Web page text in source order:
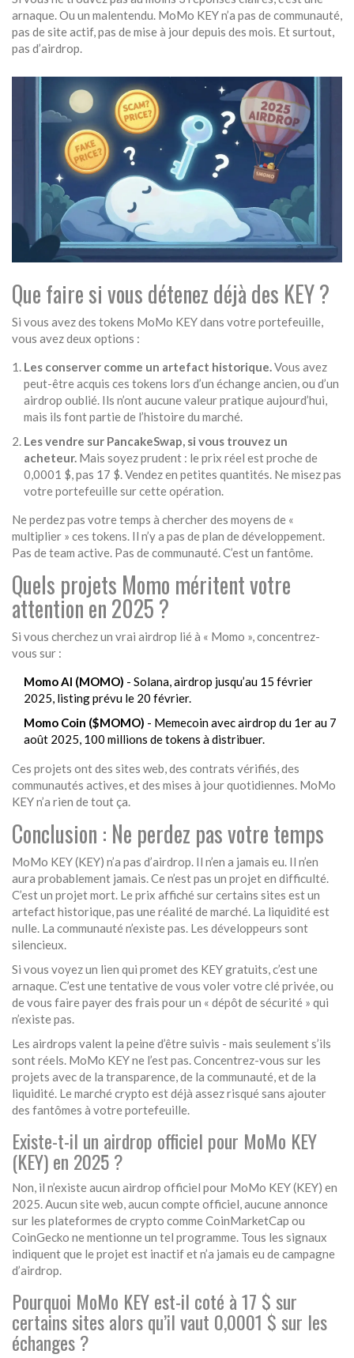
arnaque. Ou un malentendu. MoMo KEY n’a pas de communauté,
pas de site actif, pas de mise à jour depuis des mois. Et surtout,
pas d’airdrop.
Que faire si vous détenez déjà des KEY ?
Si vous avez des tokens MoMo KEY dans votre portefeuille,
vous avez deux options :
Les conserver comme un artefact historique.Vous avez
peut-être acquis ces tokens lors d’un échange ancien, ou d’un
airdrop oublié. Ils n’ont aucune valeur pratique aujourd’hui,
mais ils font partie de l’histoire du marché.
Les vendre sur PancakeSwap, si vous trouvez un
acheteur. Mais soyez prudent : le prix réel est proche de
0,0001 $, pas 17 $. Vendez en petites quantités. Ne misez pas
votre portefeuille sur cette opération.
Ne perdez pas votre temps à chercher des moyens de «
multiplier » ces tokens. Il n’y a pas de plan de développement.
Pas de team active. Pas de communauté. C’est un fantôme.
Quels projets Momo méritent votre
attention en 2025 ?
Si vous cherchez un vrai airdrop lié à « Momo », concentrez-
vous sur :
Momo AI (MOMO) - Solana, airdrop jusqu’au 15 février
2025, listing prévu le 20 février.
Momo Coin ($MOMO) - Memecoin avec airdrop du 1er au 7
août 2025, 100 millions de tokens à distribuer.
Ces projets ont des sites web, des contrats vérifiés, des
communautés actives, et des mises à jour quotidiennes. MoMo
KEY n’a rien de tout ça.
Conclusion : Ne perdez pas votre temps
MoMo KEY (KEY) n’a pas d’airdrop. Il n’en a jamais eu. Il n’en
aura probablement jamais. Ce n’est pas un projet en difficulté.
C’est un projet mort. Le prix affiché sur certains sites est un
artefact historique, pas une réalité de marché. La liquidité est
nulle. La communauté n’existe pas. Les développeurs sont
silencieux.
Si vous voyez un lien qui promet des KEY gratuits, c’est une
arnaque. C’est une tentative de vous voler votre clé privée, ou
de vous faire payer des frais pour un « dépôt de sécurité » qui
n’existe pas.
Les airdrops valent la peine d’être suivis - mais seulement s’ils
sont réels. MoMo KEY ne l’est pas. Concentrez-vous sur les
projets avec de la transparence, de la communauté, et de la
liquidité. Le marché crypto est déjà assez risqué sans ajouter
des fantômes à votre portefeuille.
Existe-t-il un airdrop officiel pour MoMo KEY
(KEY) en 2025 ?
Non, il n’existe aucun airdrop officiel pour MoMo KEY (KEY) en
2025. Aucun site web, aucun compte officiel, aucune annonce
sur les plateformes de crypto comme CoinMarketCap ou
CoinGecko ne mentionne un tel programme. Tous les signaux
indiquent que le projet est inactif et n’a jamais eu de campagne
d’airdrop.
Pourquoi MoMo KEY est-il coté à 17 $ sur
certains sites alors qu’il vaut 0,0001 $ sur les
échanges ?